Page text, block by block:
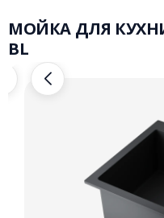
МОЙКА ДЛЯ КУХНИ
BL